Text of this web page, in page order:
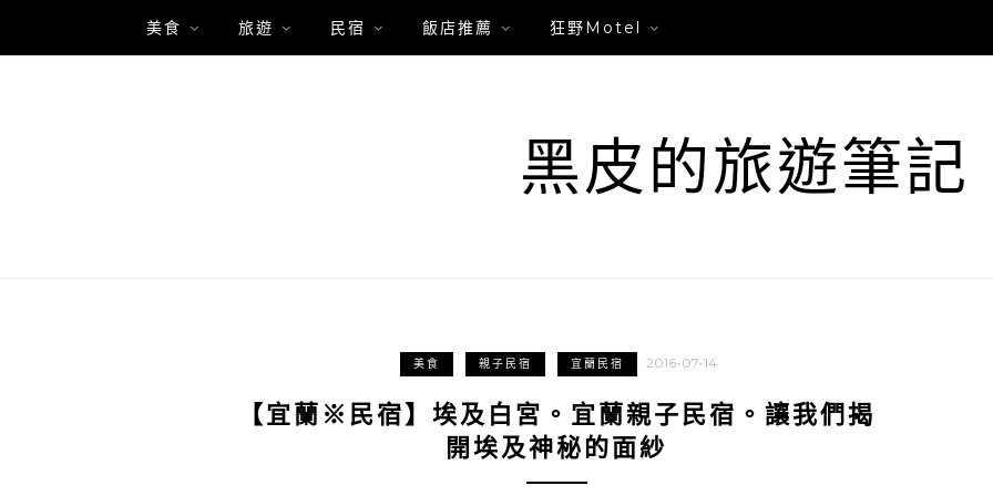
美食 旅遊 民宿 飯店推薦 狂野Motel
黑皮的旅遊筆記
美食 親子民宿 宜蘭民宿 2016-07-14
【宜蘭※民宿】埃及白宮。宜蘭親子民宿。讓我們揭
開埃及神秘的面紗